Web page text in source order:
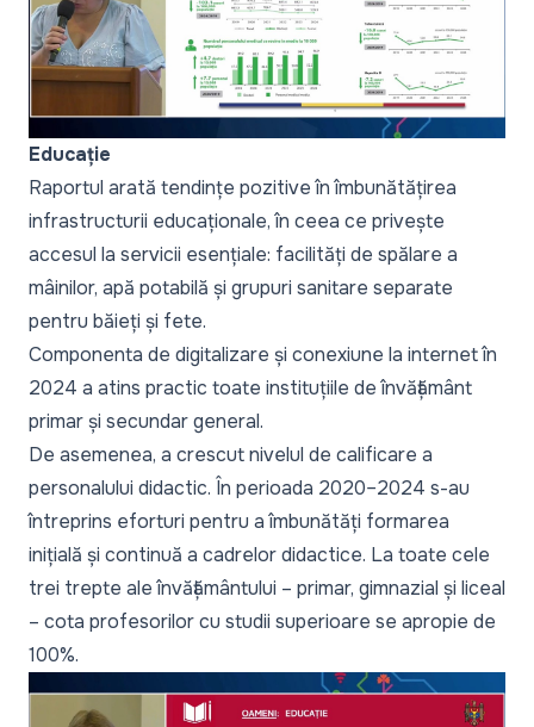
Educație
Raportul arată tendințe pozitive în îmbunătățirea
infrastructurii educaționale, în ceea ce privește
accesul la servicii esențiale: facilități de spălare a
mâinilor, apă potabilă și grupuri sanitare separate
pentru băieți și fete.
Componenta de digitalizare și conexiune la internet în
2024 a atins practic toate instituțiile de învățământ
primar și secundar general.
De asemenea, a crescut nivelul de calificare a
personalului didactic. În perioada 2020–2024 s-au
întreprins eforturi pentru a îmbunătăți formarea
inițială și continuă a cadrelor didactice. La toate cele
trei trepte ale învățământului – primar, gimnazial și liceal
– cota profesorilor cu studii superioare se apropie de
100%.